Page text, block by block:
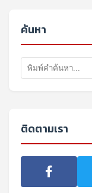
ค้นหา
ติดตามเรา